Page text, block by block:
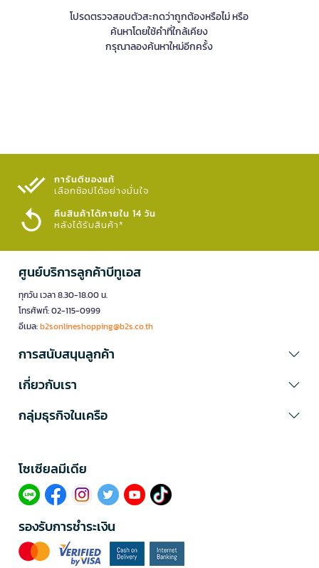
โปรดตรวจสอบตัวสะกดว่าถูกต้องหรือไม่ หรือ
ค้นหาโดยใช้คำที่ใกล้เคียง
กรุณาลองค้นหาใหม่อีกครั้ง
การันตีของแท้
เลือกช้อปได้อย่างมั่นใจ​
คืนสินค้าได้ภายใน 14 วัน
หลังได้รับสินค้า*
ศูนย์บริการลูกค้าบีทูเอส
ทุกวัน เวลา 8.30-18.00 น.
โทรศัพท์: 02-115-0999
อีเมล:b2sonlineshopping@b2s.co.th
การสนับสนุนลูกค้า
เกี่ยวกับเรา
กลุ่มธุรกิจในเครือ
โซเซียลมีเดีย​
รองรับการชำระเงิน